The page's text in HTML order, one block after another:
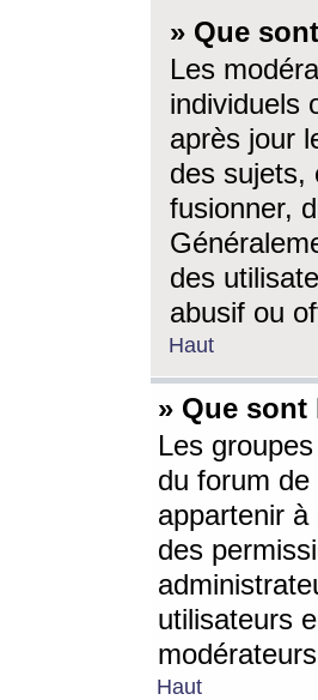
» Que
Les
individuels
après jour
des sujets,
fusionner,
des
abusif ou
Haut
» Que sont
Les
du forum
appartenir
des
utilisateurs
Haut